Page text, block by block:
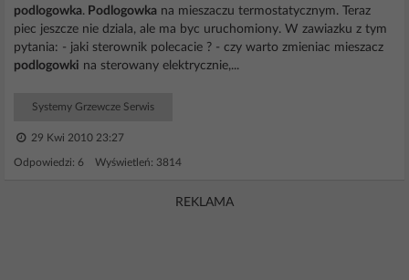
podlogowka. Podlogowka na mieszaczu termostatycznym. Teraz
piec jeszcze nie dziala, ale ma byc uruchomiony. W zawiazku z tym
pytania: - jaki sterownik polecacie ? - czy warto zmieniac mieszacz
podlogowki na sterowany elektrycznie,...
Systemy Grzewcze Serwis
29 Kwi 2010 23:27
Odpowiedzi: 6 Wyświetleń: 3814
REKLAMA